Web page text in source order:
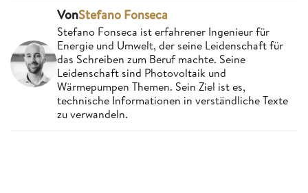
VonStefano Fonseca
Stefano Fonseca ist erfahrener Ingenieur für
Energie und Umwelt, der seine Leidenschaft für
das Schreiben zum Beruf machte. Seine
Leidenschaft sind Photovoltaik und
Wärmepumpen Themen. Sein Ziel ist es,
technische Informationen in verständliche Texte
zu verwandeln.